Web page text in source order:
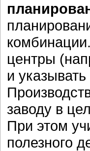
центры
и
заводу в
При этом
полезного